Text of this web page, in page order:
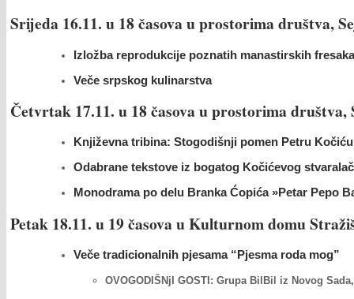
Srijeda 16.11. u 18 časova u prostorima društva,
Izložba reprodukcije poznatih manastirskih
Veče srpskog kulinarstva
Četvrtak 17.11. u 18 časova u prostorima
Književna tribina: Stogodišnji pomen Petru
Odabrane tekstove iz bogatog Kočićevog
Monodrama po delu Branka Ćopića »Petar Pepo
Petak 18.11. u 19 časova u Kulturnom domu
Veče tradicionalnih pjesama “Pjesma roda mog”
OVOGODIŠNjI GOSTI: Grupa BilBil iz Novog